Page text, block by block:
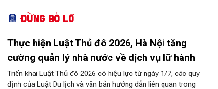
Đừng bỏ lỡ
Thực hiện Luật Thủ đô 2026, Hà Nội tăng
cường quản lý nhà nước về dịch vụ lữ hành
Triển khai Luật Thủ đô 2026 có hiệu lực từ ngày 1/7, các quy
định của Luật Du lịch và văn bản hướng dẫn liên quan trong